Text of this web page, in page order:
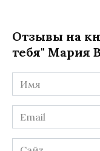
Отзывы на
тебя" Мария
Имя
*
Email
*
Сайт